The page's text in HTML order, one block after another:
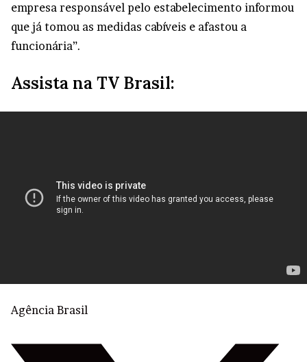
empresa responsável pelo estabelecimento informou
que já tomou as medidas cabíveis e afastou a
funcionária”.
Assista na TV Brasil:
Agência Brasil